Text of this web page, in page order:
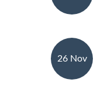
26 Nov